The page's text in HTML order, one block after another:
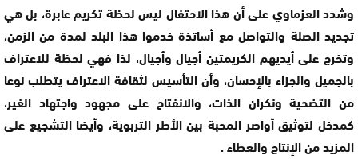
وشدد العزماوي على أن هذا الاحتفال ليس لحظة تكريم عابرة، بل هي
تجديد الصلة والتواصل مع أساتذة خدموا هذا البلد لمدة من الزمن،
وتخرج على أيديهم الكريمتين أجيال وأجيال، لذا فهي لحظة للاعتراف
بالجميل والجزاء بالإحسان، وأن التأسيس لثقافة الاعتراف يتطلب نوعا
من التضحية ونكران الذات، والانفتاح على مجهود واجتهاد الغير،
كمدخل لتوثيق أواصر المحبة بين الأطر التربوية، وأيضا التشجيع على
المزيد من الإنتاج والعطاء .